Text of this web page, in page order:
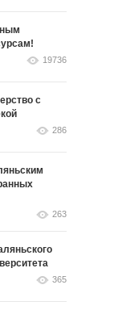
19736
с
286
263
365